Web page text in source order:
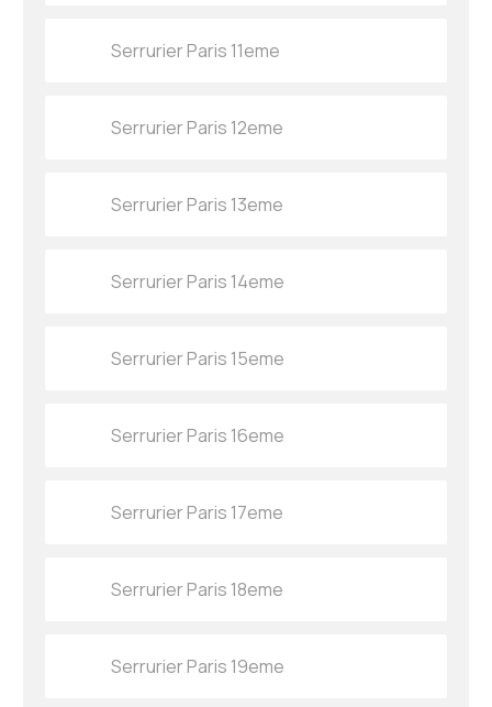
Serrurier Paris 11eme
Serrurier Paris 12eme
Serrurier Paris 13eme
Serrurier Paris 14eme
Serrurier Paris 15eme
Serrurier Paris 16eme
Serrurier Paris 17eme
Serrurier Paris 18eme
Serrurier Paris 19eme